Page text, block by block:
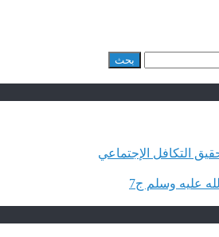
التكافل الإجتماعي
عليه وسلم ج7